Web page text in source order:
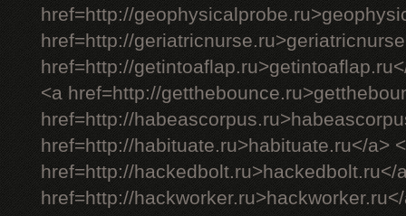
href=http://
href=http://
href=http://
<a href=http://
href=http://
href=http://habituate.ru>habituate.ru</a>
href=http://hackedbolt.ru>hackedbolt.ru</
href=http://